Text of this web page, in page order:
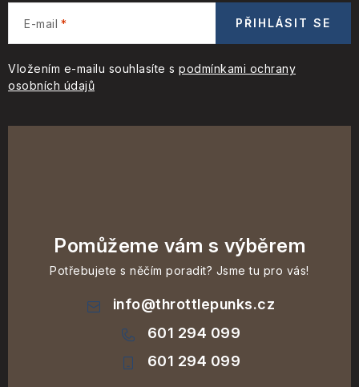
E-mail
Vložením e-mailu souhlasíte s podmínkami ochrany
osobních údajů
PŘIHLÁSIT SE
Pomůžeme vám s výběrem
Potřebujete s něčím poradit? Jsme tu pro vás!
info@throttlepunks.cz
601 294 099
601 294 099